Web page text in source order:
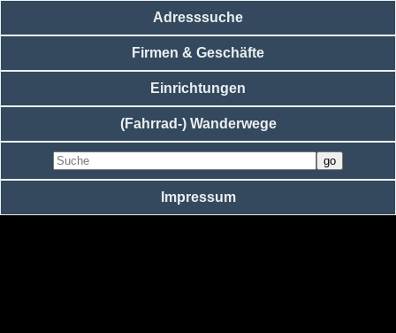
Adresssuche
Firmen & Geschäfte
Einrichtungen
(Fahrrad-) Wanderwege
Impressum